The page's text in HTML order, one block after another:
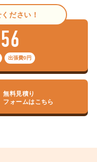
ださい！
出張費0円
無料見積り
フォームはこちら